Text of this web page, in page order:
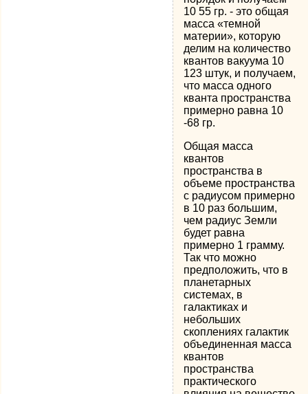
10 55 гр. - это общая
масса «темной
материи», которую
делим на количество
квантов вакуума 10
123 штук, и получаем,
что масса одного
кванта пространства
примерно равна 10
-68 гр.
Общая масса
квантов
пространства в
объеме пространства
с радиусом примерно
в 10 раз большим,
чем радиус Земли
будет равна
примерно 1 грамму.
Так что можно
предположить, что в
планетарных
системах, в
галактиках и
небольших
скоплениях галактик
объединенная масса
квантов
пространства
практического